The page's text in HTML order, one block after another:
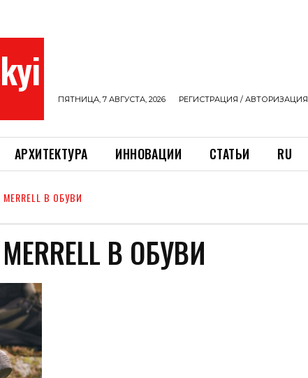
ПЯТНИЦА, 7 АВГУСТА, 2026 РЕГИСТРАЦИЯ / АВТОРИЗАЦИЯ
АРХИТЕКТУРА ИННОВАЦИИ СТАТЬИ RU
В ОБУВИ
В ОБУВИ